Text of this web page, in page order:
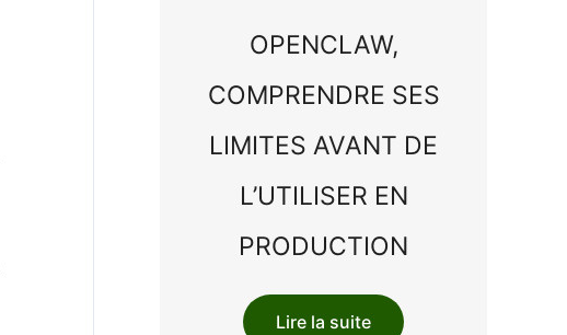
OPENCLAW,
COMPRENDRE SES
LIMITES AVANT DE
L’UTILISER EN
PRODUCTION
Lire la suite